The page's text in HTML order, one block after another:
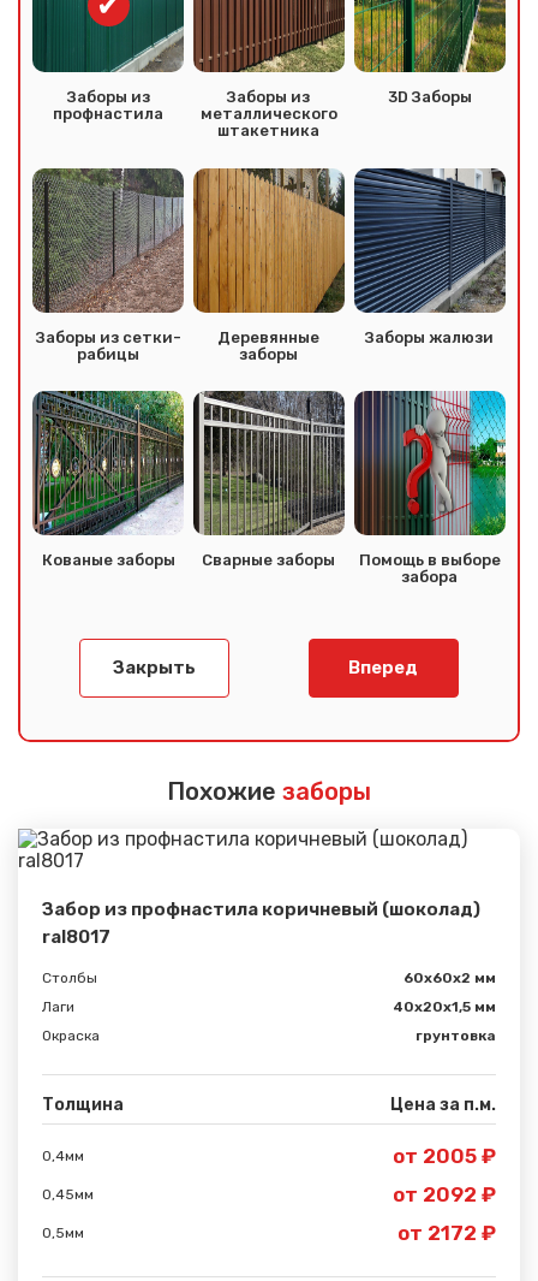
Заборы из
профнастила
Заборы из
металлического
штакетника
3D Заборы
Заборы из сетки-
рабицы
Деревянные
заборы
Заборы жалюзи
Кованые заборы Сварные заборы
Помощь в выборе
забора
Закрыть Вперед
Похожие заборы
Забор из профнастила коричневый (шоколад)
ral8017
Столбы
60х60х2 мм
Лаги
40х20х1,5 мм
Окраска
грунтовка
Толщина Цена за п.м.
0,4мм от 2005 ₽
0,45мм от 2092 ₽
0,5мм от 2172 ₽